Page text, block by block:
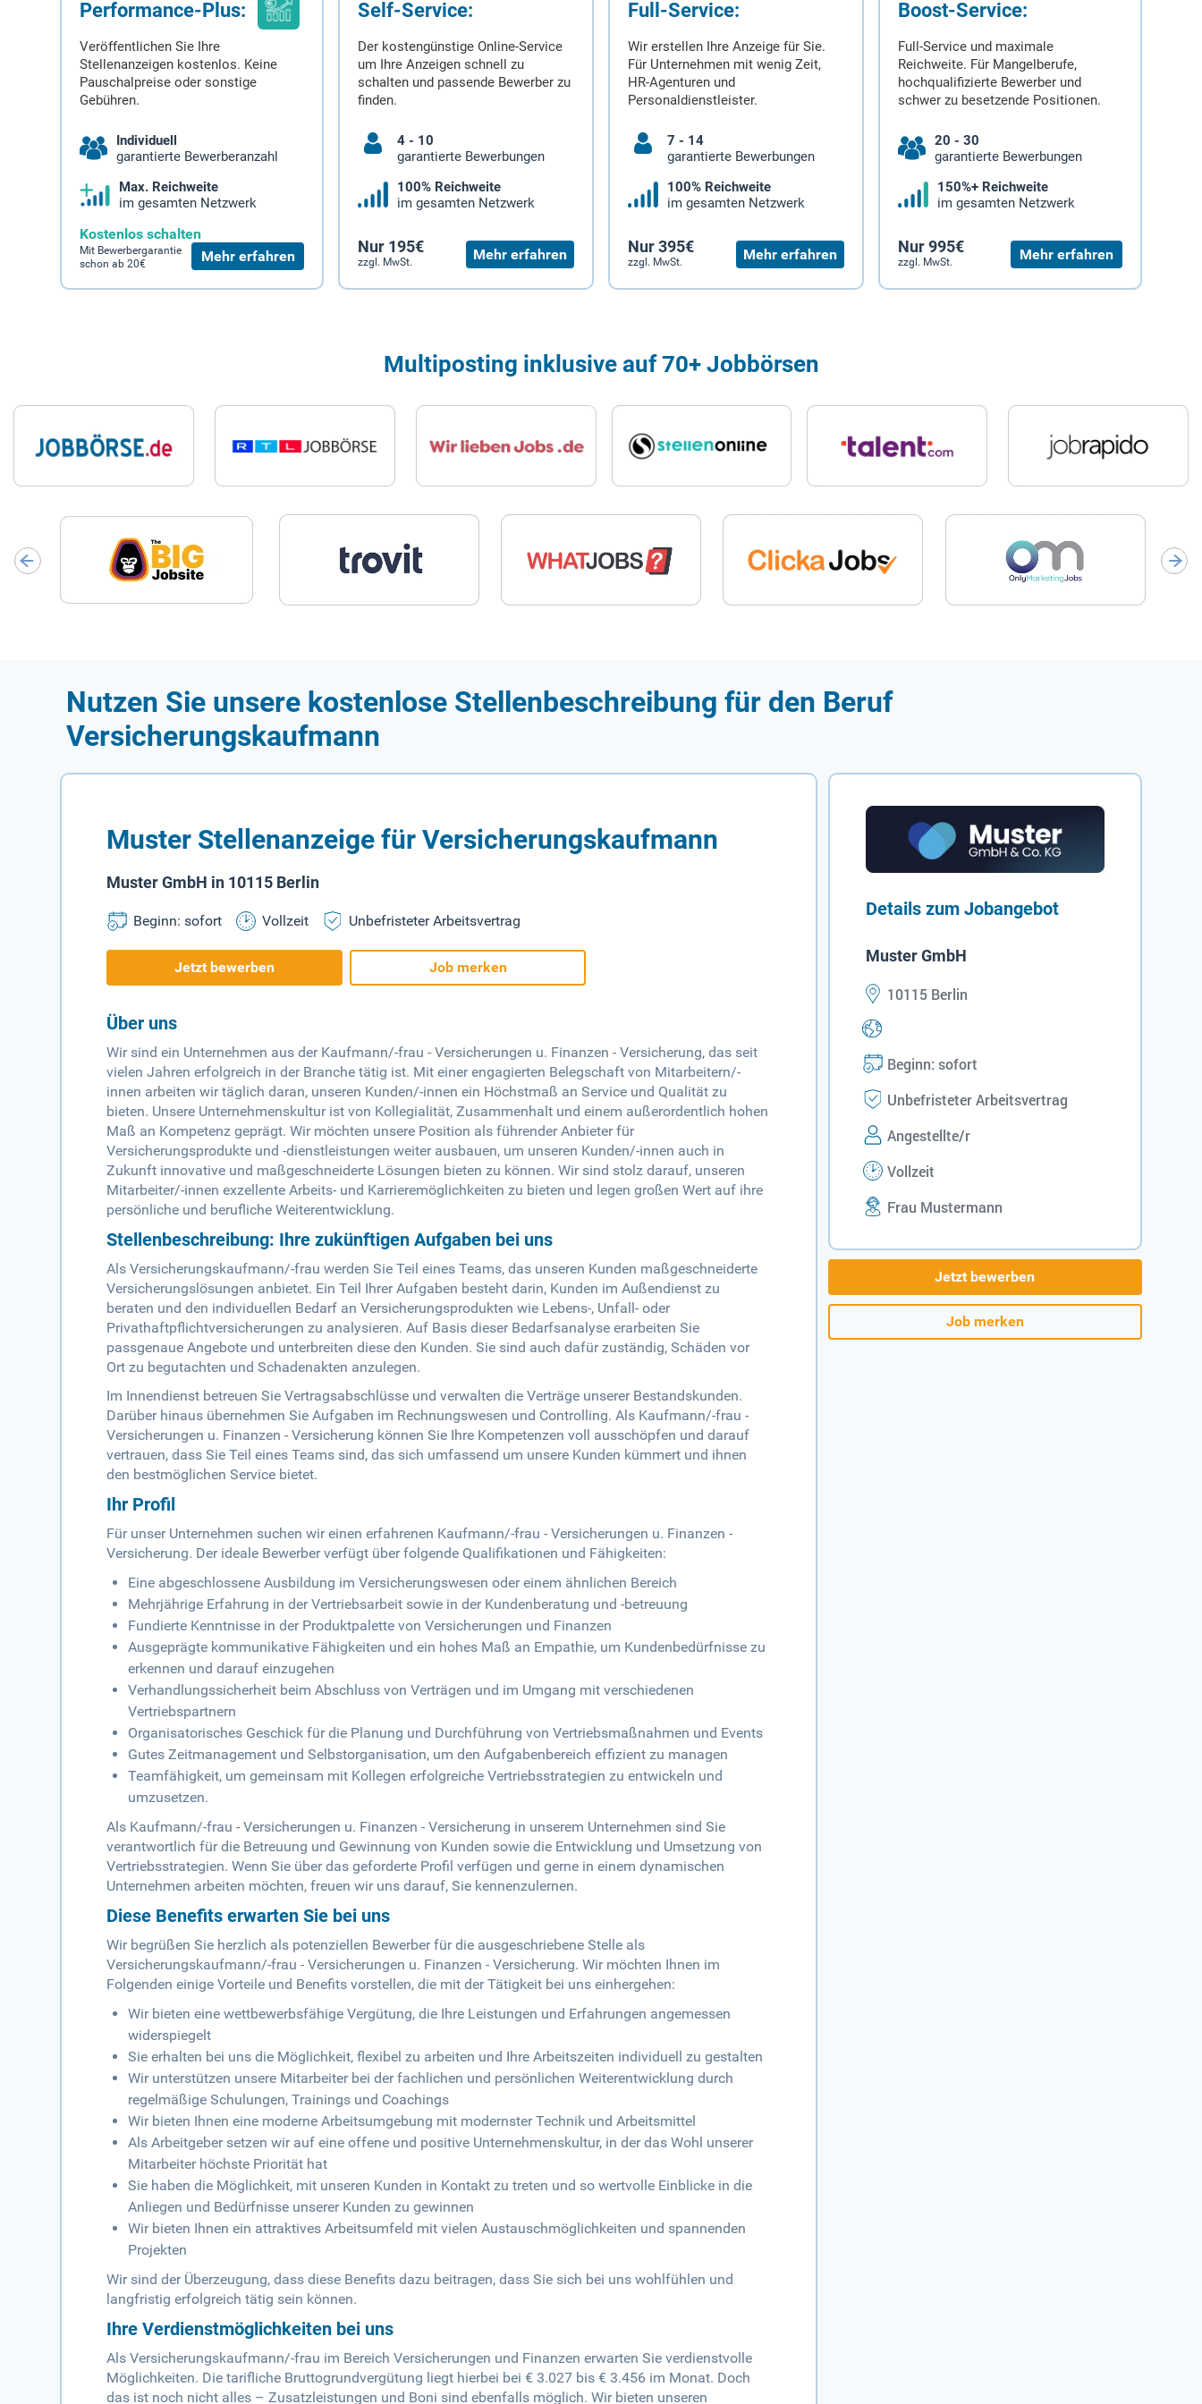
Performance-Plus:
Veröffentlichen Sie Ihre
Stellenanzeigen kostenlos. Keine
Pauschalpreise oder sonstige
Gebühren.
Individuell
garantierte Bewerberanzahl
Max. Reichweite
im gesamten Netzwerk
Kostenlos schalten
Mit Bewerbergarantie
schon ab 20€
Mehr erfahren
Self-Service:
Der kostengünstige Online-Service
um Ihre Anzeigen schnell zu
schalten und passende Bewerber zu
finden.
4 - 10
garantierte Bewerbungen
100% Reichweite
im gesamten Netzwerk
Nur 195€
zzgl. MwSt. Mehr erfahren
Full-Service:
Wir erstellen Ihre Anzeige für Sie.
Für Unternehmen mit wenig Zeit,
HR-Agenturen und
Personaldienstleister.
7 - 14
garantierte Bewerbungen
100% Reichweite
im gesamten Netzwerk
Nur 395€
zzgl. MwSt. Mehr erfahren
Boost-Service:
Full-Service und maximale
Reichweite. Für Mangelberufe,
hochqualifizierte Bewerber und
schwer zu besetzende Positionen.
20 - 30
garantierte Bewerbungen
150%+ Reichweite
im gesamten Netzwerk
Nur 995€
zzgl. MwSt. Mehr erfahren
Multiposting inklusive auf 70+ Jobbörsen
Nutzen Sie unsere kostenlose Stellenbeschreibung für den Beruf
Versicherungskaufmann
Muster Stellenanzeige für Versicherungskaufmann
Muster GmbH in 10115 Berlin
Beginn: sofort Vollzeit Unbefristeter Arbeitsvertrag
Jetzt bewerben Job merken
Über uns
Wir sind ein Unternehmen aus der Kaufmann/-frau - Versicherungen u. Finanzen - Versicherung, das seit
vielen Jahren erfolgreich in der Branche tätig ist. Mit einer engagierten Belegschaft von Mitarbeitern/-
innen arbeiten wir täglich daran, unseren Kunden/-innen ein Höchstmaß an Service und Qualität zu
bieten. Unsere Unternehmenskultur ist von Kollegialität, Zusammenhalt und einem außerordentlich hohen
Maß an Kompetenz geprägt. Wir möchten unsere Position als führender Anbieter für
Versicherungsprodukte und -dienstleistungen weiter ausbauen, um unseren Kunden/-innen auch in
Zukunft innovative und maßgeschneiderte Lösungen bieten zu können. Wir sind stolz darauf, unseren
Mitarbeiter/-innen exzellente Arbeits- und Karrieremöglichkeiten zu bieten und legen großen Wert auf ihre
persönliche und berufliche Weiterentwicklung.
Stellenbeschreibung: Ihre zukünftigen Aufgaben bei uns
Als Versicherungskaufmann/-frau werden Sie Teil eines Teams, das unseren Kunden maßgeschneiderte
Versicherungslösungen anbietet. Ein Teil Ihrer Aufgaben besteht darin, Kunden im Außendienst zu
beraten und den individuellen Bedarf an Versicherungsprodukten wie Lebens-, Unfall- oder
Privathaftpflichtversicherungen zu analysieren. Auf Basis dieser Bedarfsanalyse erarbeiten Sie
passgenaue Angebote und unterbreiten diese den Kunden. Sie sind auch dafür zuständig, Schäden vor
Ort zu begutachten und Schadenakten anzulegen.
Im Innendienst betreuen Sie Vertragsabschlüsse und verwalten die Verträge unserer Bestandskunden.
Darüber hinaus übernehmen Sie Aufgaben im Rechnungswesen und Controlling. Als Kaufmann/-frau -
Versicherungen u. Finanzen - Versicherung können Sie Ihre Kompetenzen voll ausschöpfen und darauf
vertrauen, dass Sie Teil eines Teams sind, das sich umfassend um unsere Kunden kümmert und ihnen
den bestmöglichen Service bietet.
Ihr Profil
Für unser Unternehmen suchen wir einen erfahrenen Kaufmann/-frau - Versicherungen u. Finanzen -
Versicherung. Der ideale Bewerber verfügt über folgende Qualifikationen und Fähigkeiten:
Eine abgeschlossene Ausbildung im Versicherungswesen oder einem ähnlichen Bereich
Mehrjährige Erfahrung in der Vertriebsarbeit sowie in der Kundenberatung und -betreuung
Fundierte Kenntnisse in der Produktpalette von Versicherungen und Finanzen
Ausgeprägte kommunikative Fähigkeiten und ein hohes Maß an Empathie, um Kundenbedürfnisse zu
erkennen und darauf einzugehen
Verhandlungssicherheit beim Abschluss von Verträgen und im Umgang mit verschiedenen
Vertriebspartnern
Organisatorisches Geschick für die Planung und Durchführung von Vertriebsmaßnahmen und Events
Gutes Zeitmanagement und Selbstorganisation, um den Aufgabenbereich effizient zu managen
Teamfähigkeit, um gemeinsam mit Kollegen erfolgreiche Vertriebsstrategien zu entwickeln und
umzusetzen.
Als Kaufmann/-frau - Versicherungen u. Finanzen - Versicherung in unserem Unternehmen sind Sie
verantwortlich für die Betreuung und Gewinnung von Kunden sowie die Entwicklung und Umsetzung von
Vertriebsstrategien. Wenn Sie über das geforderte Profil verfügen und gerne in einem dynamischen
Unternehmen arbeiten möchten, freuen wir uns darauf, Sie kennenzulernen.
Diese Benefits erwarten Sie bei uns
Wir begrüßen Sie herzlich als potenziellen Bewerber für die ausgeschriebene Stelle als
Versicherungskaufmann/-frau - Versicherungen u. Finanzen - Versicherung. Wir möchten Ihnen im
Folgenden einige Vorteile und Benefits vorstellen, die mit der Tätigkeit bei uns einhergehen:
Wir bieten eine wettbewerbsfähige Vergütung, die Ihre Leistungen und Erfahrungen angemessen
widerspiegelt
Sie erhalten bei uns die Möglichkeit, flexibel zu arbeiten und Ihre Arbeitszeiten individuell zu gestalten
Wir unterstützen unsere Mitarbeiter bei der fachlichen und persönlichen Weiterentwicklung durch
regelmäßige Schulungen, Trainings und Coachings
Wir bieten Ihnen eine moderne Arbeitsumgebung mit modernster Technik und Arbeitsmittel
Als Arbeitgeber setzen wir auf eine offene und positive Unternehmenskultur, in der das Wohl unserer
Mitarbeiter höchste Priorität hat
Sie haben die Möglichkeit, mit unseren Kunden in Kontakt zu treten und so wertvolle Einblicke in die
Anliegen und Bedürfnisse unserer Kunden zu gewinnen
Wir bieten Ihnen ein attraktives Arbeitsumfeld mit vielen Austauschmöglichkeiten und spannenden
Projekten
Wir sind der Überzeugung, dass diese Benefits dazu beitragen, dass Sie sich bei uns wohlfühlen und
langfristig erfolgreich tätig sein können.
Ihre Verdienstmöglichkeiten bei uns
Als Versicherungskaufmann/-frau im Bereich Versicherungen und Finanzen erwarten Sie verdienstvolle
Möglichkeiten. Die tarifliche Bruttogrundvergütung liegt hierbei bei € 3.027 bis € 3.456 im Monat. Doch
das ist noch nicht alles – Zusatzleistungen und Boni sind ebenfalls möglich. Wir bieten unseren
Details zum Jobangebot
Muster GmbH
10115 Berlin
Beginn: sofort
Unbefristeter Arbeitsvertrag
Angestellte/r
Vollzeit
Frau Mustermann
Jetzt bewerben
Job merken